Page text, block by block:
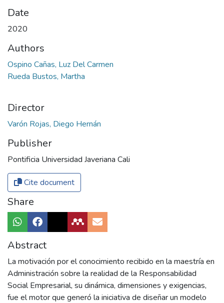
Date
2020
Authors
Ospino Cañas, Luz Del Carmen
Rueda Bustos, Martha
Director
Varón Rojas, Diego Hernán
Publisher
Pontificia Universidad Javeriana Cali
Cite document
Share
Abstract
La motivación por el conocimiento recibido en la maestría en
Administración sobre la realidad de la Responsabilidad
Social Empresarial, su dinámica, dimensiones y exigencias,
fue el motor que generó la iniciativa de diseñar un modelo